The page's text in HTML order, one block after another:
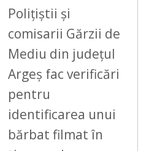
Polițiștii și
comisarii Gărzii de
Mediu din județul
Argeș fac verificări
pentru
identificarea unui
bărbat filmat în